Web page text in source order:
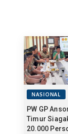
NASIONAL
PW GP
Timur
20.000